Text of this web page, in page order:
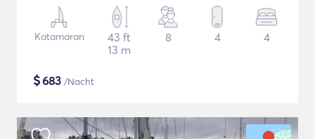
Katamaran
43 ft
13 m
8 4 4
$683 /Nacht